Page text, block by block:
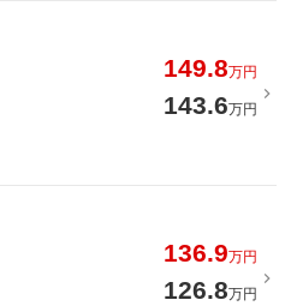
149.8万円
143.6万円
136.9万円
126.8万円